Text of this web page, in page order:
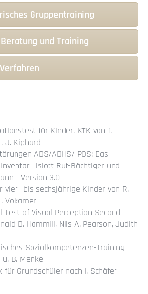
Gruppentraining
und Training
für Kinder, KTK von f.
J. Kiphard
ADS/ADHS/ POS: Das
Lislott Ruf-Bächtiger und
Version 3.0
vier- bis sechsjährige Kinder von R.
Vokamer
Test of Visual Perception Second
D. Hammill, Nils A. Pearson, Judith
Sozialkompetenzen-Training
B. Menke
für Grundschüler nach I. Schäfer